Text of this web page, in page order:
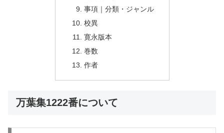
事項｜分類・ジャンル
校異
寛永版本
巻数
作者
万葉集1222番について